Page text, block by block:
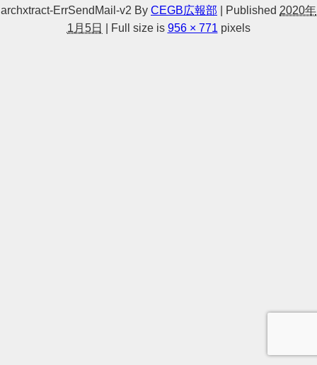
archxtract-ErrSendMail-v2 By CEGB広報部 Published 2020年
1月5日
Full size is 956 × 771 pixels